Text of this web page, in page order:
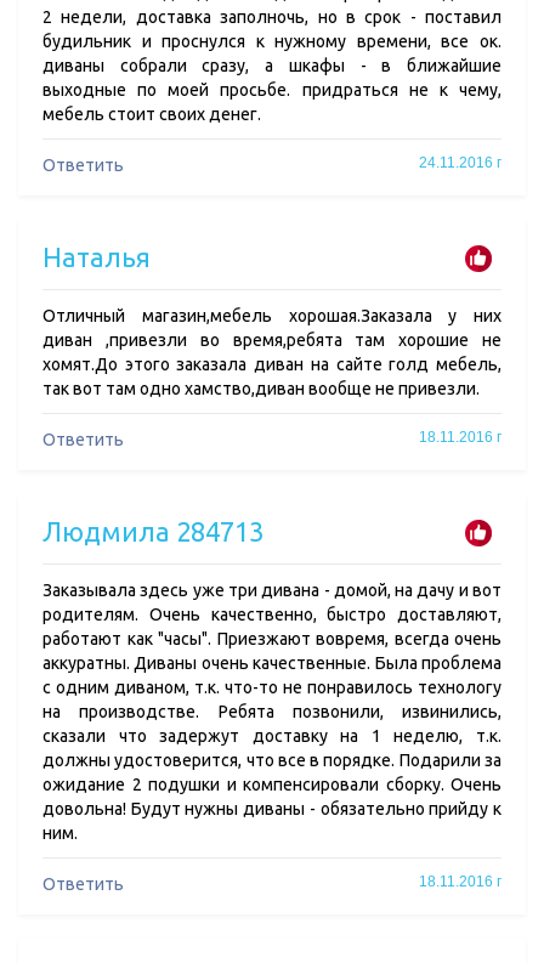
2 недели, доставка заполночь, но в срок - поставил
будильник и проснулся к нужному времени, все ок.
диваны собрали сразу, а шкафы - в ближайшие
выходные по моей просьбе. придраться не к чему,
мебель стоит своих денег.
Ответить 24.11.2016 г
Наталья
Отличный магазин,мебель хорошая.Заказала у них
диван ,привезли во время,ребята там хорошие не
хомят.До этого заказала диван на сайте голд мебель,
так вот там одно хамство,диван вообще не привезли.
Ответить 18.11.2016 г
Людмила 284713
Заказывала здесь уже три дивана - домой, на дачу и вот
родителям. Очень качественно, быстро доставляют,
работают как "часы". Приезжают вовремя, всегда очень
аккуратны. Диваны очень качественные. Была проблема
с одним диваном, т.к. что-то не понравилось технологу
на производстве. Ребята позвонили, извинились,
сказали что задержут доставку на 1 неделю, т.к.
должны удостоверится, что все в порядке. Подарили за
ожидание 2 подушки и компенсировали сборку. Очень
довольна! Будут нужны диваны - обязательно прийду к
ним.
Ответить 18.11.2016 г